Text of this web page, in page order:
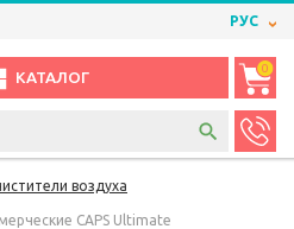
РУС
КАТАЛОГ
0
воздуха
CAPS Ultimate